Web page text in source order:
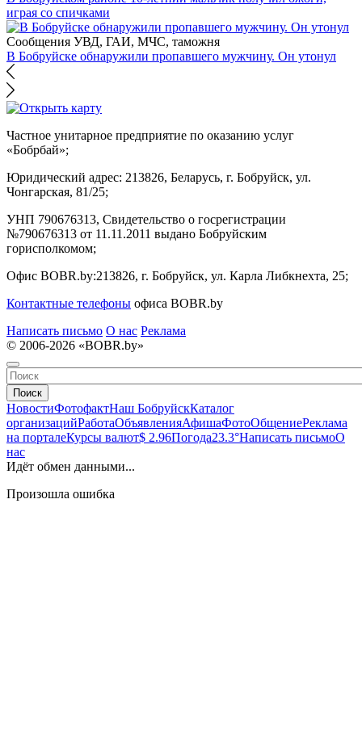
играя со спичками
Сообщения УВД, ГАИ, МЧС, таможня
В Бобруйске обнаружили пропавшего мужчину. Он утонул
Частное унитарное предприятие по оказанию услуг
«Бобрбай»;
Юридический адрес: 213826, Беларусь, г. Бобруйск, ул.
Чонгарская, 81/25;
УНП 790676313, Свидетельство о госрегистрации
№790676313 от 11.11.2011 выдано Бобруйским
горисполкомом;
Офис BOBR.by:213826, г. Бобруйск, ул. Карла Либкнехта, 25;
Контактные телефоны офиса BOBR.by
Написать письмо О нас Реклама
© 2006-2026 «BOBR.by»
Поиск
НовостиФотофактНаш БобруйскКаталог
организацийРаботаОбъявленияАфишаФотоОбщениеРеклама
на порталеКурсы валют$ 2.96Погода23.3°Написать письмоО
нас
Идёт обмен данными...
Произошла ошибка